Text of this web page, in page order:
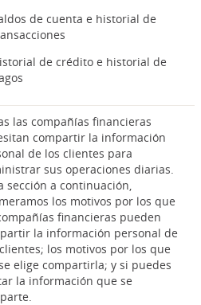
de cuenta e historial de
de crédito e historial de
las compañías financieras
compartir la información
de los clientes para
sus operaciones diarias.
sección a continuación,
los motivos por los que
financieras pueden
la información personal de
los motivos por los que
elige compartirla; y si puedes
la información que se